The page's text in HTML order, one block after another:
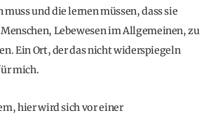
und die lernen müssen, dass sie
Lebewesen im Allgemeinen, zu
Ein Ort, der das nicht widerspiegeln
mich.
hier wird sich vor einer